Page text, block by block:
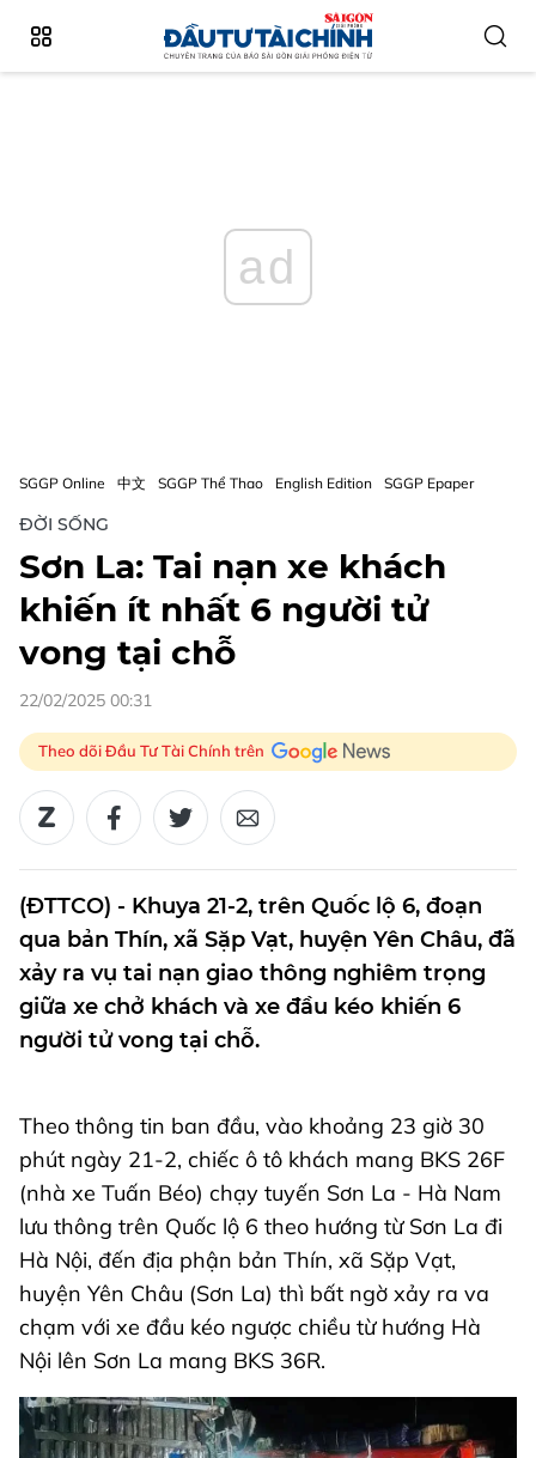
ad
SGGP Online 中文 SGGP Thể Thao English Edition SGGP Epaper
ĐỜI SỐNG
Sơn La: Tai nạn xe khách
khiến ít nhất 6 người tử
vong tại chỗ
22/02/2025 00:31
Theo dõi Đầu Tư Tài Chính trên
(ĐTTCO) - Khuya 21-2, trên Quốc lộ 6, đoạn
qua bản Thín, xã Sặp Vạt, huyện Yên Châu, đã
xảy ra vụ tai nạn giao thông nghiêm trọng
giữa xe chở khách và xe đầu kéo khiến 6
người tử vong tại chỗ.
Theo thông tin ban đầu, vào khoảng 23 giờ 30
phút ngày 21-2, chiếc ô tô khách mang BKS 26F
(nhà xe Tuấn Béo) chạy tuyến Sơn La - Hà Nam
lưu thông trên Quốc lộ 6 theo hướng từ Sơn La đi
Hà Nội, đến địa phận bản Thín, xã Sặp Vạt,
huyện Yên Châu (Sơn La) thì bất ngờ xảy ra va
chạm với xe đầu kéo ngược chiều từ hướng Hà
Nội lên Sơn La mang BKS 36R.